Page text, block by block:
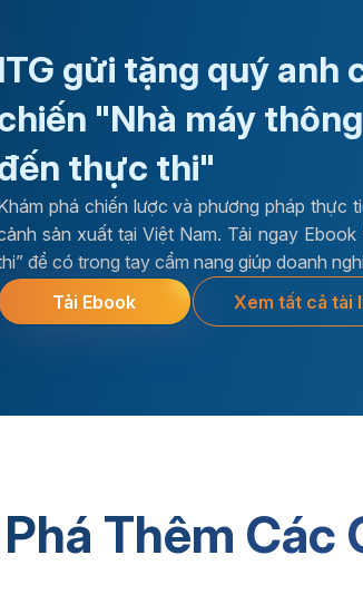
ITG gửi tặng quý anh
"Nhà máy
thực thi"
phá chiến lược và phương pháp thực
sản xuất tại Việt Nam. Tải ngay
để có trong tay cẩm nang giúp doanh
Tải Ebook
Xem tất cả tài
Thêm Các
Phần mềm ERP